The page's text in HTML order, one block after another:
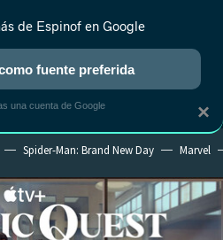
NUEVO
ANIME RANKINGS CINE
Spider-Man: Brand New Day Marvel
×
de Espinof en Google
fuente preferida
una cuenta de Google